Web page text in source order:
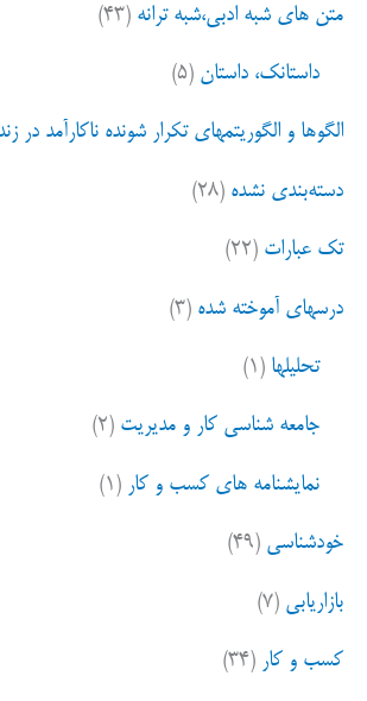
متن های شبه ادبی،شبه ترانه (۴۳)
داستانک، داستان (۵)
الگوها و الگوریتمهای تکرار شونده ناکارآمد در
دسته‌بندی نشده (۲۸)
تک عبارات (۲۲)
درسهای آموخته شده (۳)
تحلیلها (۱)
جامعه شناسی کار و مدیریت (۲)
نمایشنامه های کسب و کار (۱)
خودشناسی (۴۹)
بازاریابی (۷)
کسب و کار (۳۴)